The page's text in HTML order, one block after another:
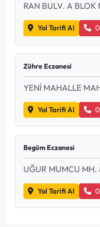
RAN BULV. A BLOK
Yol Tarifi Al
Zühre Eczanesi
YENİ MAHALLE
Yol Tarifi Al
Begüm Eczanesi
UĞUR MUMCU MH.
Yol Tarifi Al